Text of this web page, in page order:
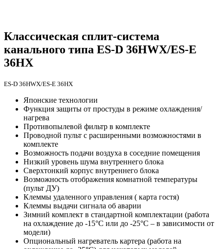
Классическая сплит-система
канального типа ES-D 36HWX/ES-E
36HX
ES-D 36HWX/ES-E 36HX
Японские технологии
Функция защиты от простуды в режиме охлаждения/
нагрева
Противопылевой фильтр в комплекте
Проводной пульт с расширенными возможностями в
комплекте
Возможность подачи воздуха в соседние помещения
Низкий уровень шума внутреннего блока
Сверхтонкий корпус внутреннего блока
Возможность отображения комнатной температуры
(пульт ДУ)
Клеммы удаленного управления ( карта гостя)
Клеммы выдачи сигнала об аварии
Зимний комплект в стандартной комплектации (работа
на охлаждение до -15°С или до -25°С – в зависимости от
модели)
Опциональный нагреватель картера (работа на